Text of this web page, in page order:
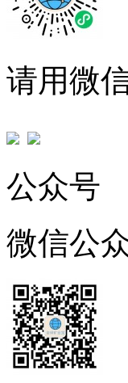
请用微
公众号
微信公